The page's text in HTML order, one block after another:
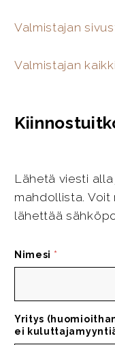
Valmistajan
Valmistajan
Lähetä viesti
mahdollista. Voit
lähettää
Nimesi *
Yritys
ei